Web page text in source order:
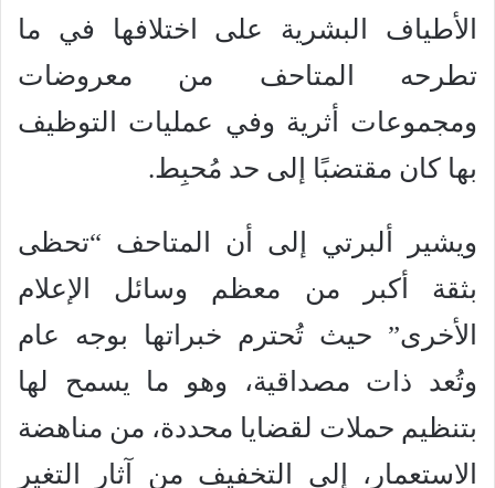
الأطياف البشرية على اختلافها في ما
تطرحه المتاحف من معروضات
ومجموعات أثرية وفي عمليات التوظيف
بها كان مقتضبًا إلى حد مُحبِط.
ويشير ألبرتي إلى أن المتاحف “تحظى
بثقة أكبر من معظم وسائل الإعلام
الأخرى” حيث تُحترم خبراتها بوجه عام
وتُعد ذات مصداقية، وهو ما يسمح لها
بتنظيم حملات لقضايا محددة، من مناهضة
الاستعمار، إلى التخفيف من آثار التغير